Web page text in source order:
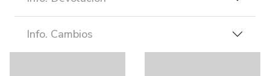
Info. Cambios